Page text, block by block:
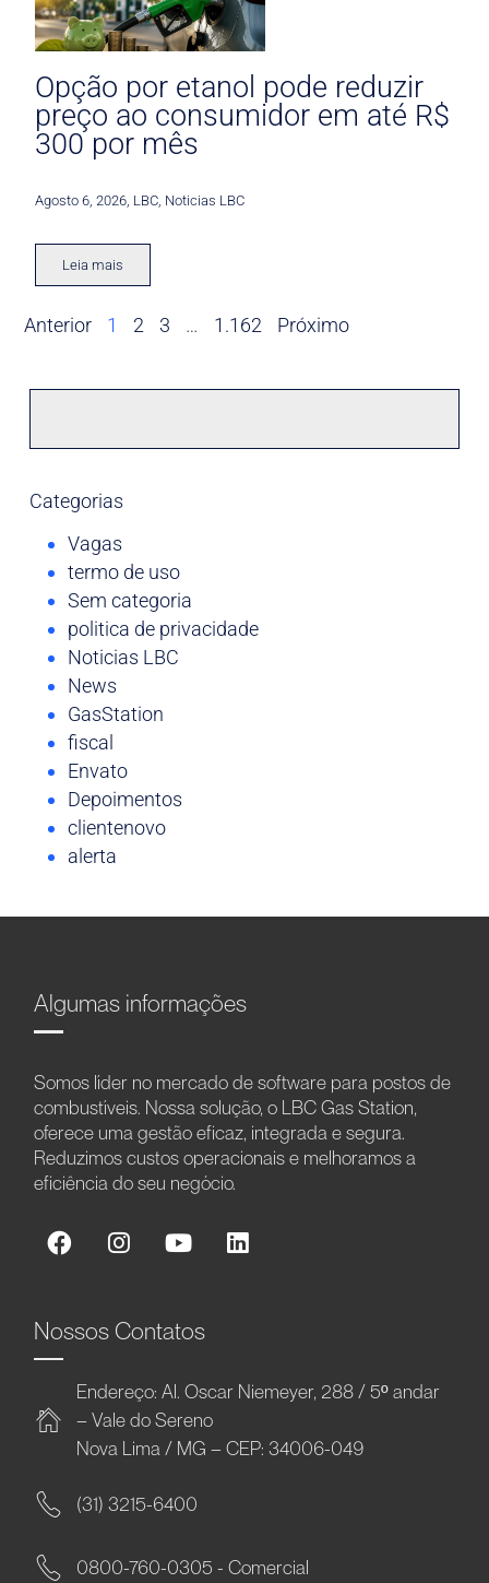
Opção por etanol pode reduzir
preço ao consumidor em até R$
300 por mês
Agosto 6, 2026 LBC Noticias LBC
Leia mais
Anterior 1 2 3 … 1.162 Próximo
Categorias
Vagas
termo de uso
Sem categoria
politica de privacidade
Noticias LBC
News
GasStation
fiscal
Envato
Depoimentos
clientenovo
alerta
Algumas informações
Somos líder no mercado de software para postos de
combustíveis. Nossa solução, o LBC Gas Station,
oferece uma gestão eficaz, integrada e segura.
Reduzimos custos operacionais e melhoramos a
eficiência do seu negócio.
Nossos Contatos
Endereço: Al. Oscar Niemeyer, 288 / 5º andar
– Vale do Sereno
Nova Lima / MG – CEP: 34006-049
(31) 3215-6400
0800-760-0305 - Comercial